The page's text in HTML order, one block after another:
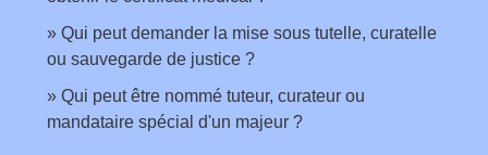
Qui peut demander la mise sous tutelle, curatelle
ou sauvegarde de justice ?
Qui peut être nommé tuteur, curateur ou
mandataire spécial d'un majeur ?